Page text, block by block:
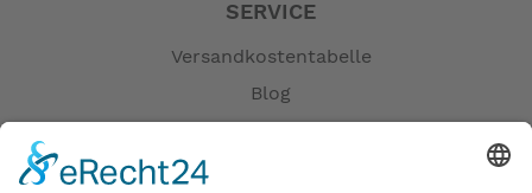
SERVICE
Versandkostentabelle
Blog